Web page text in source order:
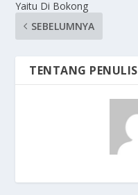
Yaitu Di Bokong
SEBELUMNYA
TENTANG PENULIS